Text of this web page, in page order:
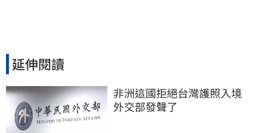
延伸閱讀
非洲這國拒絕台灣護照入境
外交部發聲了